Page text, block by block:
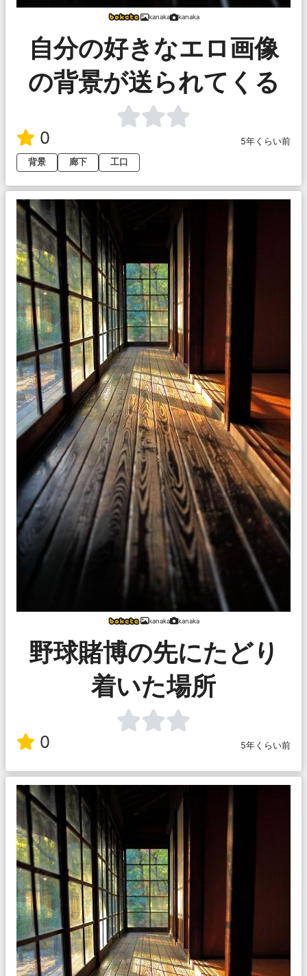
kanaka kanaka
自分の好きなエロ画像
の背景が送られてくる
0
5年くらい前
背景
廊下 工口
kanaka kanaka
野球賭博の先にたどり
着いた場所
0 5年くらい前